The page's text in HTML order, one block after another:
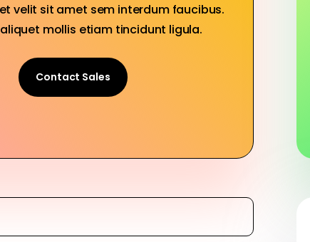
velit sit amet sem interdum faucibus.
mollis etiam tincidunt ligula.
Contact Sales